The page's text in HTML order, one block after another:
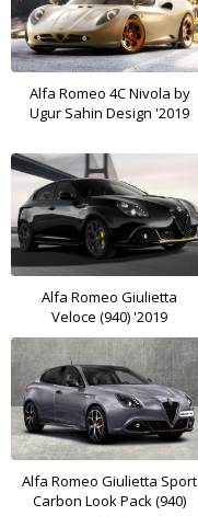
Alfa Romeo 4C Nivola by
Ugur Sahin Design '2019
Alfa Romeo Giulietta
Veloce (940) '2019
Alfa Romeo Giulietta Sport
Carbon Look Pack (940)